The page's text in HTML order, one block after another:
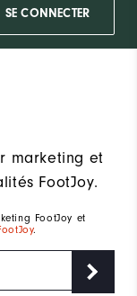
SE CONNECTER
marketing et
FootJoy.
FootJoy et
.